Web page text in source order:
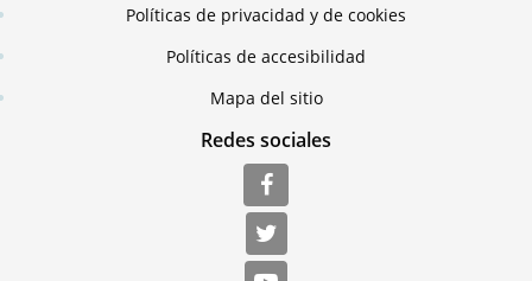
Políticas de privacidad y de cookies
Políticas de accesibilidad
Mapa del sitio
Redes sociales